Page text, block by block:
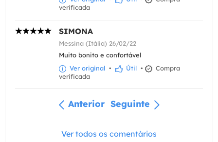
verificada
SIMONA
Messina (Itália) 26/02/22
Muito bonito e confortável
Ver original • Útil •
Compra
verificada
Anterior Seguinte
Ver todos os comentários